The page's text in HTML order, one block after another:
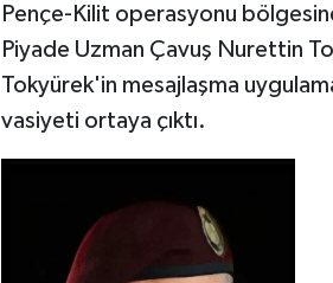
Pençe-Kilit operasyonu
Piyade Uzman Çavuş Nurettin
Tokyürek'in mesajlaşma
vasiyeti ortaya çıktı.